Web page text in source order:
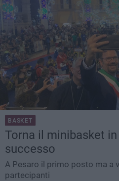
BASKET
Torna il minibasket
successo
A Pesaro il primo posto ma a
partecipanti